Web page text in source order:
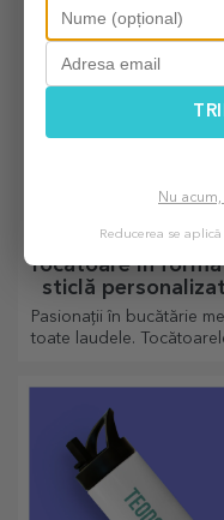
Tocătoare în
sticlă
Pasionații în bucătărie
toate laudele.
Nu
Reducerea se